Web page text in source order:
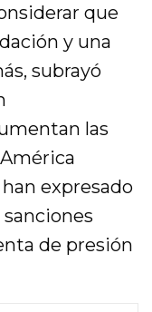
que
y una
subrayó
las
expresado
de presión